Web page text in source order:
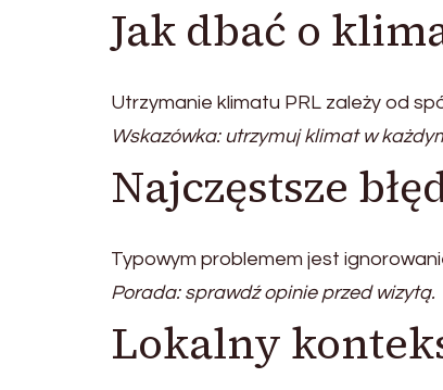
Jak dbać o
Utrzymanie klimatu PRL zależy od
Wskazówka: utrzymuj klimat w
Najczęstsze
Typowym problemem jest
Porada: sprawdź opinie przed wizytą.
Lokalny